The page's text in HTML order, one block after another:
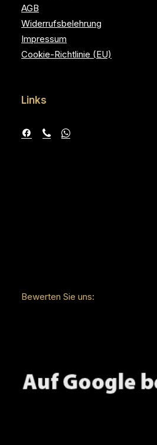
AGB
Widerrufsbelehrung
Impressum
Cookie-Richtlinie (EU)
Links
Bewerten Sie uns: